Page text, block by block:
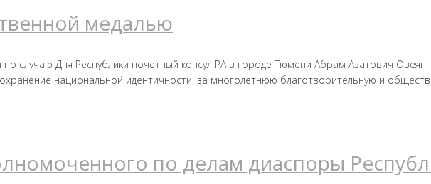
медалью
случаю Дня Республики почетный консул РА в городе Тюмени Абрам Азатович Овеян
национальной идентичности, за многолетнюю благотворительную и
по делам диаспоры